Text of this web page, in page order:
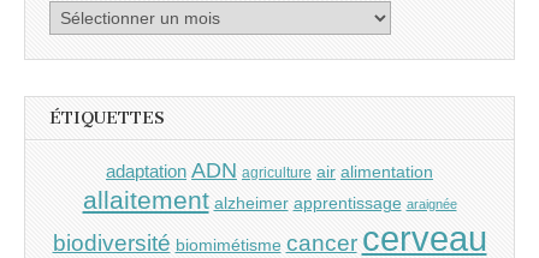
Archives
ÉTIQUETTES
adaptation ADN agriculture air alimentation
allaitement alzheimer apprentissage araignée
biodiversité biomimétisme cancer cerveau